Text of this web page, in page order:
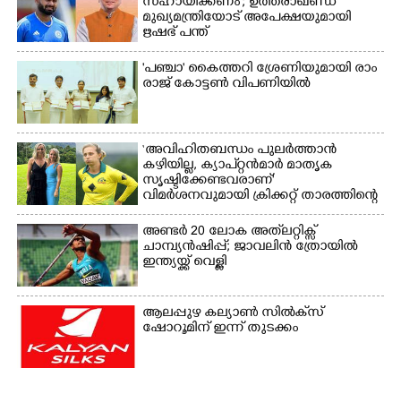
മുഖ്യമന്ത്രിയോട് അപേക്ഷയുമായി
ഋഷഭ് പന്ത്
'​പ​ഞ്ചാ​'​ ​കൈ​ത്ത​റി​ ​ശ്രേ​ണി​യു​മാ​യി​ ​രാം​
രാ​ജ് ​കോ​ട്ടൺ വിപണിയിൽ
‘അവിഹിതബന്ധം പുലർത്താൻ
കഴിയില്ല,​ ക്യാപ്റ്റൻമാർ മാതൃക
സൃഷ്ടിക്കേണ്ടവരാണ്'
വിമർശനവുമായി ക്രിക്കറ്റ് താരത്തിന്റെ
ഭാര്യ
അണ്ടർ 20 ലോക അത്‌ലറ്റിക്സ്
ചാമ്പ്യൻഷിപ്പ്; ജാവലിൻ ത്രോയിൽ
ഇന്ത്യയ്ക്ക് വെള്ളി
ആലപ്പുഴ കല്യാൺ സിൽക്‌സ്
ഷോറൂമിന് ഇന്ന് തുടക്കം